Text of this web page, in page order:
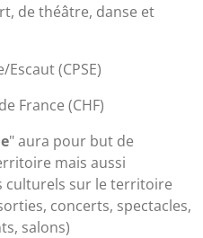
de théâtre, danse et
(CPSE)
France (CHF)
" aura pour but de
mais aussi
culturels sur le territoire
concerts, spectacles,
salons)